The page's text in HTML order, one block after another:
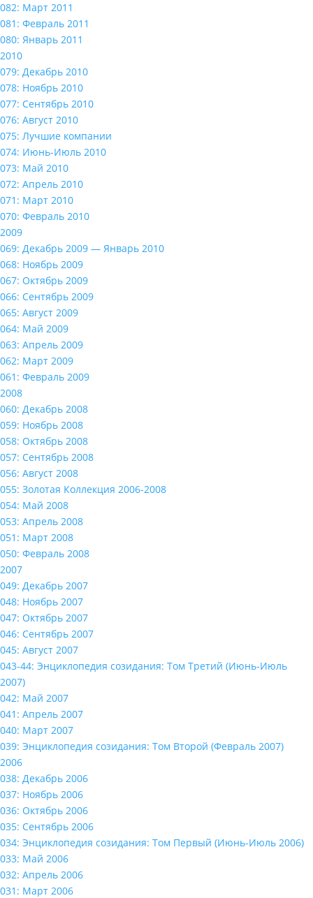
082: Март 2011
081: Февраль 2011
080: Январь 2011
2010
079: Декабрь 2010
078: Ноябрь 2010
077: Сентябрь 2010
076: Август 2010
075: Лучшие компании
074: Июнь-Июль 2010
073: Май 2010
072: Апрель 2010
071: Март 2010
070: Февраль 2010
2009
069: Декабрь 2009 — Январь 2010
068: Ноябрь 2009
067: Октябрь 2009
066: Сентябрь 2009
065: Август 2009
064: Май 2009
063: Апрель 2009
062: Март 2009
061: Февраль 2009
2008
060: Декабрь 2008
059: Ноябрь 2008
058: Октябрь 2008
057: Сентябрь 2008
056: Август 2008
055: Золотая Коллекция 2006-2008
054: Май 2008
053: Апрель 2008
051: Март 2008
050: Февраль 2008
2007
049: Декабрь 2007
048: Ноябрь 2007
047: Октябрь 2007
046: Сентябрь 2007
045: Август 2007
043-44: Энциклопедия созидания: Том Третий (Июнь-Июль
2007)
042: Май 2007
041: Апрель 2007
040: Март 2007
039: Энциклопедия созидания: Том Второй (Февраль 2007)
2006
038: Декабрь 2006
037: Ноябрь 2006
036: Октябрь 2006
035: Сентябрь 2006
034: Энциклопедия созидания: Том Первый (Июнь-Июль 2006)
033: Май 2006
032: Апрель 2006
031: Март 2006